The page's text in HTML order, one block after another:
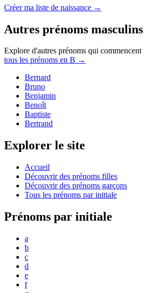
Créer ma liste de naissance →
Autres prénoms masculins
Explore d'autres prénoms qui commencent
tous les prénoms en B →
Bernard
Bruno
Benjamin
Benoît
Baptiste
Bertrand
Explorer le site
Accueil
Découvrir des prénoms filles
Découvrir des prénoms garçons
Tous les prénoms par initiale
Prénoms par initiale
a
b
c
d
e
f